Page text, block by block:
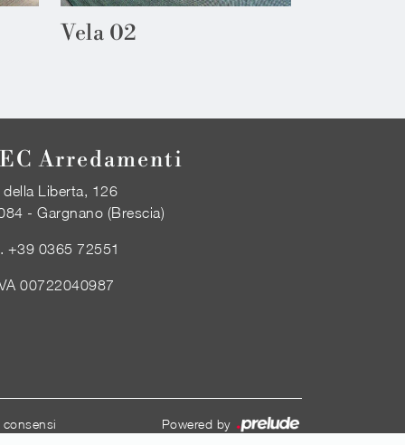
Vela 02
Arredamenti
della Liberta, 126
- Gargnano (Brescia)
+39 0365 72551
00722040987
Powered by